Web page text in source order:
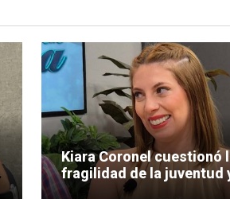
Kiara Coronel cuestionó
fragilidad de la juventud
ardió la polémica